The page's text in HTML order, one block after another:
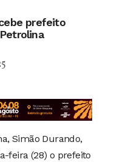
prefeito
Simão Durando,
feira (28) o prefeito